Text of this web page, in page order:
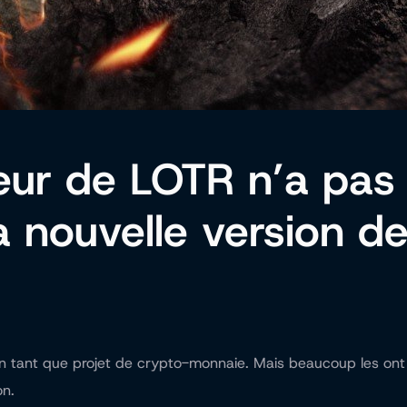
de LOTR n’a
version
que projet de crypto-monnaie. Mais beaucoup les ont